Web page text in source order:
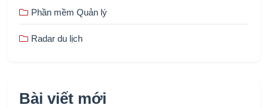
Phần mềm Quản lý
Radar du lịch
Bài viết mới